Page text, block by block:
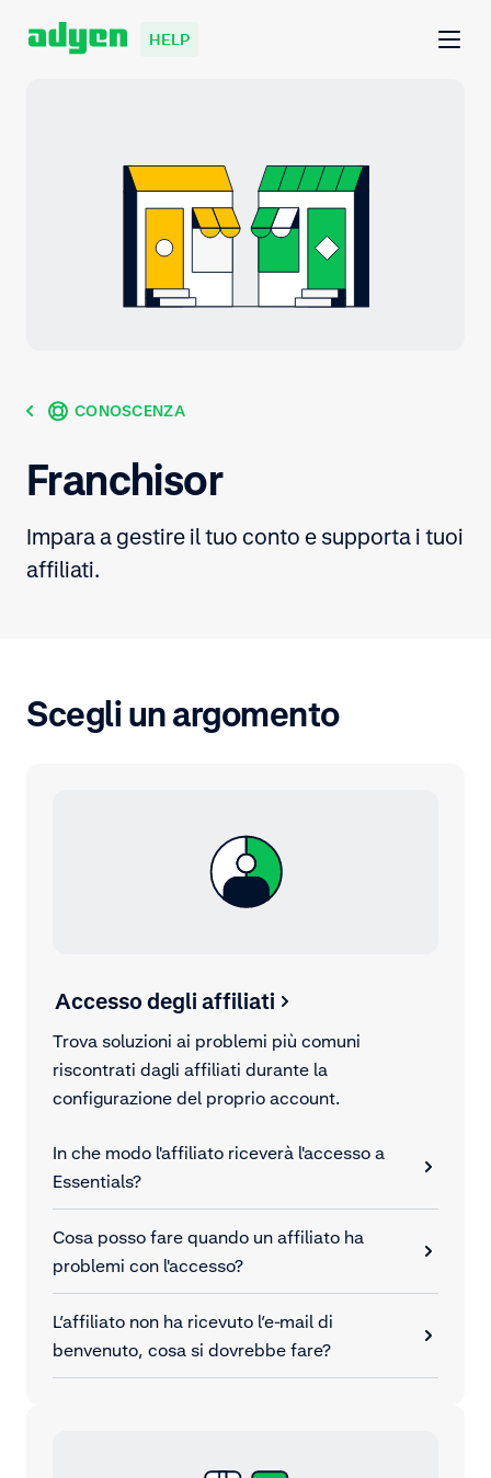
HELP
CONOSCENZA
Franchisor
Impara a gestire il tuo conto e supporta i tuoi
affiliati.
Scegli un argomento
Accesso degli affiliati
Trova soluzioni ai problemi più comuni
riscontrati dagli affiliati durante la
configurazione del proprio account.
In che modo l'affiliato riceverà l'accesso a
Essentials?
Cosa posso fare quando un affiliato ha
problemi con l'accesso?
L’affiliato non ha ricevuto l’e-mail di
benvenuto, cosa si dovrebbe fare?